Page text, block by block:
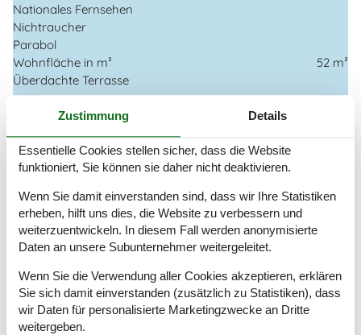
Nationales Fernsehen
Nichtraucher
Parabol
Wohnfläche in m²
52 m²
Überdachte Terrasse
Draußen
Gartengrill
Terrasse
Drinnen
Internetzugang
Kamin / Holzofen
Kinderbett
Parabol
Radio
TV
Zustimmung Details
Essentielle Cookies stellen sicher, dass die Website
funktioniert, Sie können sie daher nicht deaktivieren.
Wenn Sie damit einverstanden sind, dass wir Ihre Statistiken
erheben, hilft uns dies, die Website zu verbessern und
weiterzuentwickeln. In diesem Fall werden anonymisierte
Daten an unsere Subunternehmer weitergeleitet.
Wenn Sie die Verwendung aller Cookies akzeptieren, erklären
Sie sich damit einverstanden (zusätzlich zu Statistiken), dass
wir Daten für personalisierte Marketingzwecke an Dritte
weitergeben.